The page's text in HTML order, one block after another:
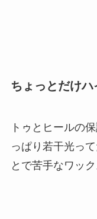
ちょっとだけ
トゥとヒールの
っぱり若干光っ
とで苦手なワッ